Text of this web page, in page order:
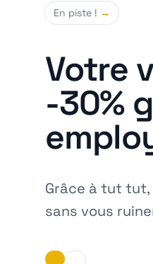
En piste ! →
Votre
-30%
Grâce à tut tut,
sans vous